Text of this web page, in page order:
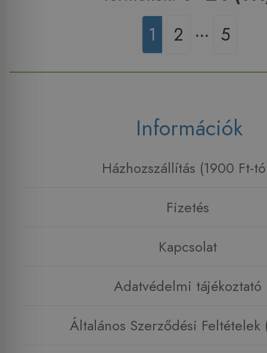
1
2 ‧‧‧ 5
Információk
Házhozszállítás (1900 Ft-
Fizetés
Kapcsolat
Adatvédelmi tájékoztató
Általános Szerződési Feltételek